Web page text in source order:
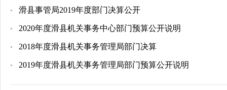
滑县事管局2019年度部门决算公开
2020年度滑县机关事务中心部门预算公开说明
2018年度滑县机关事务管理局部门决算
2019年度滑县机关事务管理局部门预算公开说明